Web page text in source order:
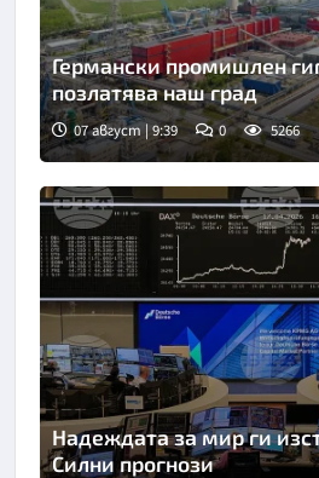
Германски промишлен
позлатява наш град
07 август | 9:39 0 5266
Надеждата за мир ги
Силни прогнози